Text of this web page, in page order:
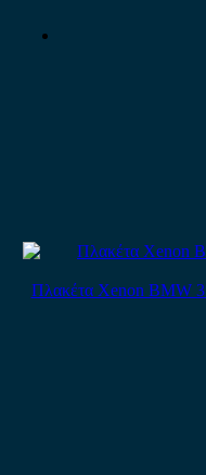
Πλακέτα Xenon BMW